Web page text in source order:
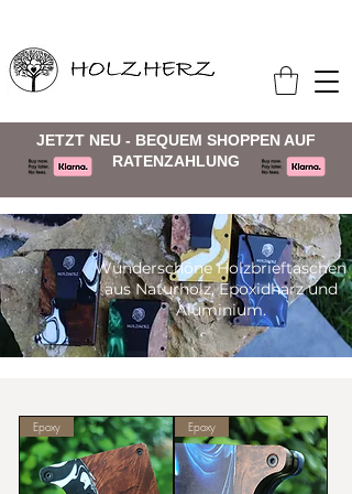
JETZT NEU - BEQUEM SHOPPEN AUF
RATENZAHLUNG
Wunderschöne Holzbrieftaschen
aus Naturholz, Epoxidharz und
Aluminium.
Epoxy Epoxy